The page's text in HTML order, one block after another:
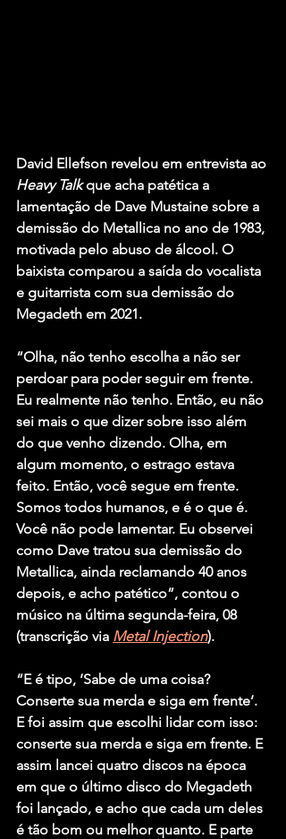
David Ellefson revelou em entrevista ao
Heavy Talk que acha patética a
lamentação de Dave Mustaine sobre a
demissão do Metallica no ano de 1983,
motivada pelo abuso de álcool. O
baixista comparou a saída do vocalista
e guitarrista com sua demissão do
Megadeth em 2021.
“Olha, não tenho escolha a não ser
perdoar para poder seguir em frente.
Eu realmente não tenho. Então, eu não
sei mais o que dizer sobre isso além
do que venho dizendo. Olha, em
algum momento, o estrago estava
feito. Então, você segue em frente.
Somos todos humanos, e é o que é.
Você não pode lamentar. Eu observei
como Dave tratou sua demissão do
Metallica, ainda reclamando 40 anos
depois, e acho patético”, contou o
músico na última segunda-feira, 08
(transcrição via Metal Injection).
“E é tipo, ‘Sabe de uma coisa?
Conserte sua merda e siga em frente’.
E foi assim que escolhi lidar com isso:
conserte sua merda e siga em frente. E
assim lancei quatro discos na época
em que o último disco do Megadeth
foi lançado, e acho que cada um deles
é tão bom ou melhor quanto. E parte